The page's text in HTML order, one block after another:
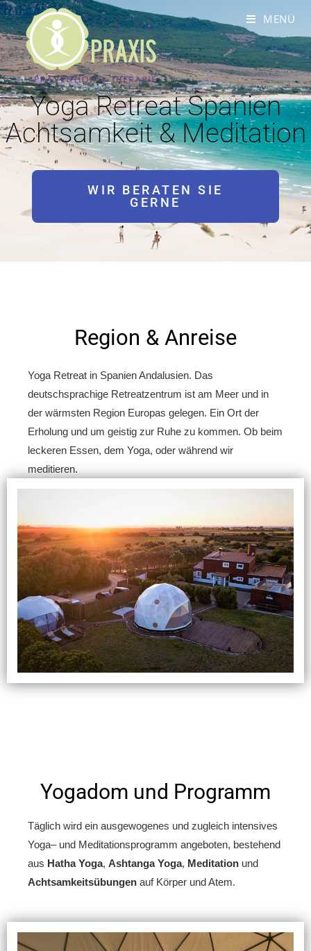
MENÜ
Yoga Retreat Spanien
Achtsamkeit & Meditation
WIR BERATEN SIE
GERNE
Region & Anreise
Yoga Retreat in Spanien Andalusien. Das
deutschsprachige Retreatzentrum ist am Meer und in
der wärmsten Region Europas gelegen. Ein Ort der
Erholung und um geistig zur Ruhe zu kommen. Ob beim
leckeren Essen, dem Yoga, oder während wir
meditieren.
Yogadom und Programm
Täglich wird ein ausgewogenes und zugleich intensives
Yoga– und Meditationsprogramm angeboten, bestehend
aus Hatha Yoga, Ashtanga Yoga, Meditation und
Achtsamkeitsübungen auf Körper und Atem.